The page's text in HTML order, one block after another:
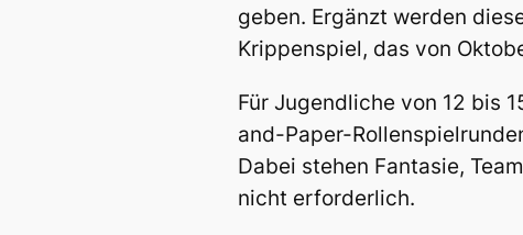
geben. Ergänzt werden
Krippenspiel, das von
Für Jugendliche von 12 bis
and-Paper-
Dabei stehen Fantasie,
nicht erforderlich.